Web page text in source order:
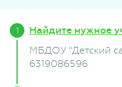
Найдите нужное
МБДОУ "Детский
6319086596